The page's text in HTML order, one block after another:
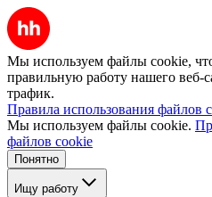
Мы используем файлы cookie,
правильную работу нашего веб-
трафик.
Правила использования файлов
Мы используем файлы cookie.
файлов cookie
Понятно
Ищу работу